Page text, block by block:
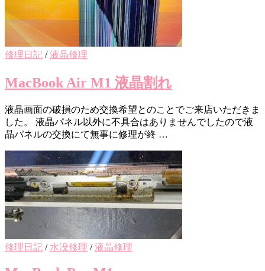
修理日記 /液晶修理
MacBook Air M1 液晶割れ
液晶画面の破損のため交換希望とのことでご来店いただきま
した。 液晶パネル以外に不具合はありませんでしたので液
晶パネルの交換にて無事に修理が終 …
修理日記 / 水没修理 /液晶修理